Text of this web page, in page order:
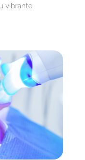
vibrante